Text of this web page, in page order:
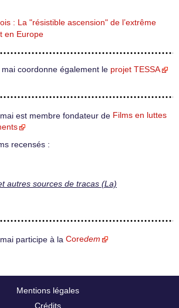
: La "résistible ascension" de l’extrême
en Europe
coordonne également le projet TESSA
mai est membre fondateur de Films en luttes
recensés :
autres sources de tracas (La)
mai participe à la Coredem
Mentions légales
Crédits